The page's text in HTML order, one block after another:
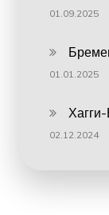
01.09.2025
01.01.2025
02.12.2024